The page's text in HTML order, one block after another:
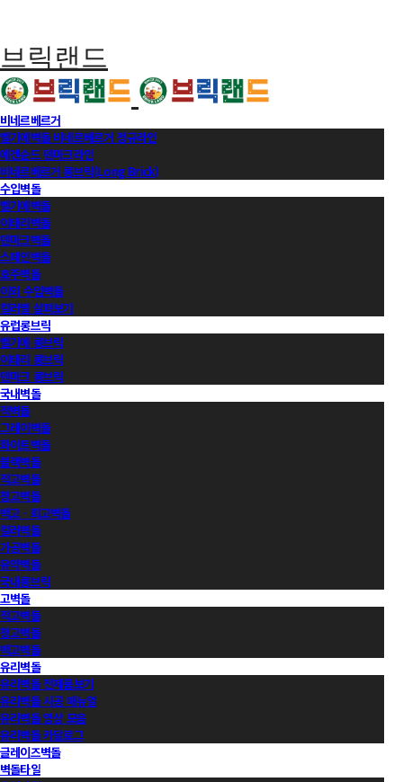
브릭랜드
비네르베르거
벨기에벽돌 비네르베르거 정규라인
에겐순드 덴마크라인
비네르베르거 롱브릭(Long Brick)
수입벽돌
벨기에벽돌
이태리벽돌
덴마크벽돌
스페인벽돌
호주벽돌
이외 수입벽돌
컬러별 살펴보기
유럽롱브릭
벨기에 롱브릭
이태리 롱브릭
덴마크 롱브릭
국내벽돌
적벽돌
그레이벽돌
화이트벽돌
블랙벽돌
적고벽돌
청고벽돌
백고ㆍ회고벽돌
컬러벽돌
가공벽돌
유약벽돌
국내롱브릭
고벽돌
적고벽돌
청고벽돌
백고벽돌
유리벽돌
유리벽돌 전제품보기
유리벽돌 시공 매뉴얼
유리벽돌 영상 모음
유리벽돌 카달로그
글레이즈벽돌
벽돌타일